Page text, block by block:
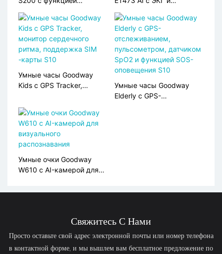
мониторинга
артериального давления
и ЭКГ
искусственным
интеллектом, вопросы и
ответы
Умные часы Goodway
Kids с GPS Tracker,
ритма, поддержка SIM
-карты S10
Умные часы Goodway
Elderly с GPS-
Умные очки Goodway
W610 с AI-камерой для
распознавания
Свяжитесь С Нами
Просто оставьте свой адрес электронной почты или номер телефона
в контактной форме, и мы вышлем вам бесплатное предложение по